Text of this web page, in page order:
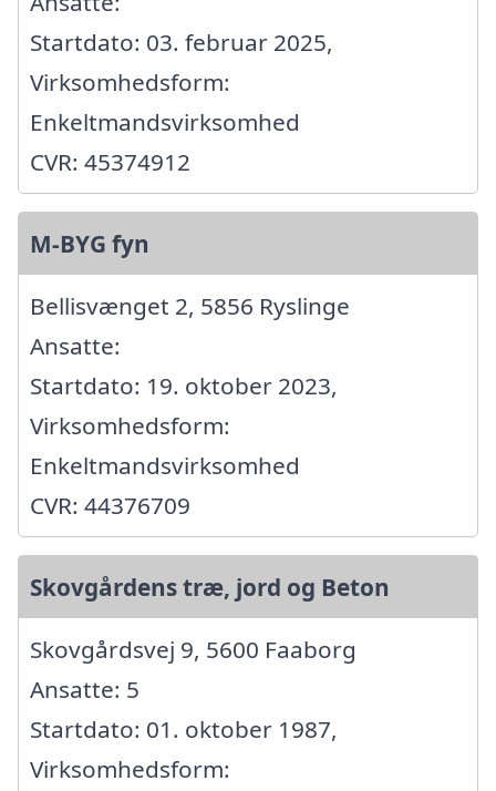
Startdato: 03. februar 2025,
Virksomhedsform:
Enkeltmandsvirksomhed
CVR: 45374912
M-BYG fyn
Bellisvænget 2, 5856 Ryslinge
Ansatte:
Startdato: 19. oktober 2023,
Virksomhedsform:
Enkeltmandsvirksomhed
CVR: 44376709
Skovgårdens træ, jord og Beton
Skovgårdsvej 9, 5600 Faaborg
Ansatte: 5
Startdato: 01. oktober 1987,
Virksomhedsform: